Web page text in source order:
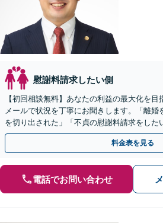
慰謝料請求したい側
【初回相談無料】あなたの利益の最大化を目
メールで状況を丁寧にお聞きします。「離婚
を切り出された」「不貞の慰謝料請求をした
【リーズナブルな料金設定】
料金表を見る
電話でお問い合わせ